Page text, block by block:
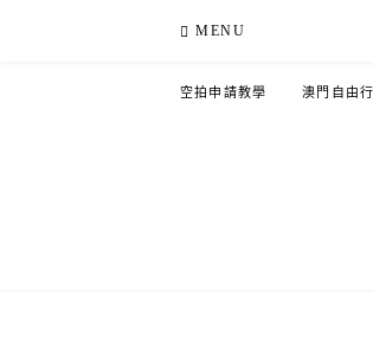
MENU
空拍申請教學 澳門自由行